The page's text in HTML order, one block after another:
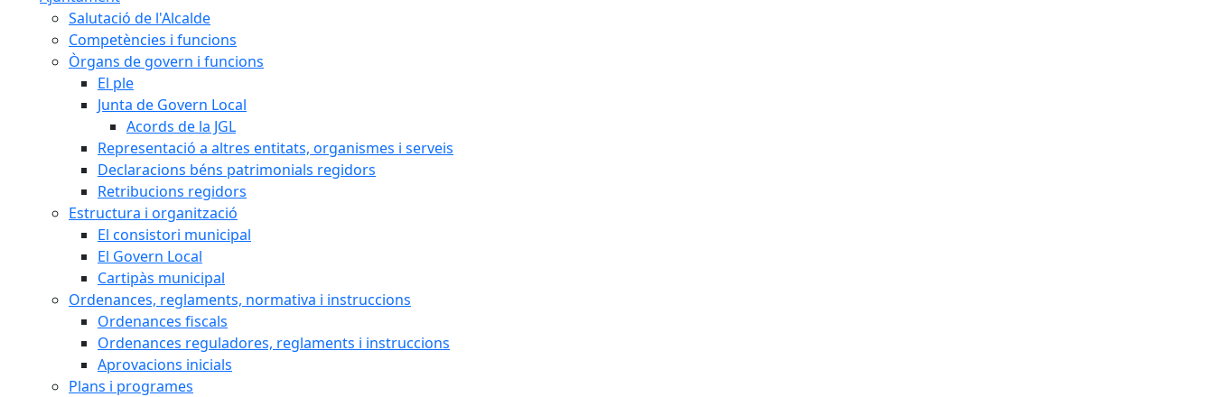
Salutació de l'Alcalde
Competències i funcions
Òrgans de govern i funcions
El ple
Junta de Govern Local
Acords de la JGL
Representació a altres entitats, organismes i serveis
Declaracions béns patrimonials regidors
Retribucions regidors
Estructura i organització
El consistori municipal
El Govern Local
Cartipàs municipal
Ordenances, reglaments, normativa i instruccions
Ordenances fiscals
Ordenances reguladores, reglaments i instruccions
Aprovacions inicials
Plans i programes